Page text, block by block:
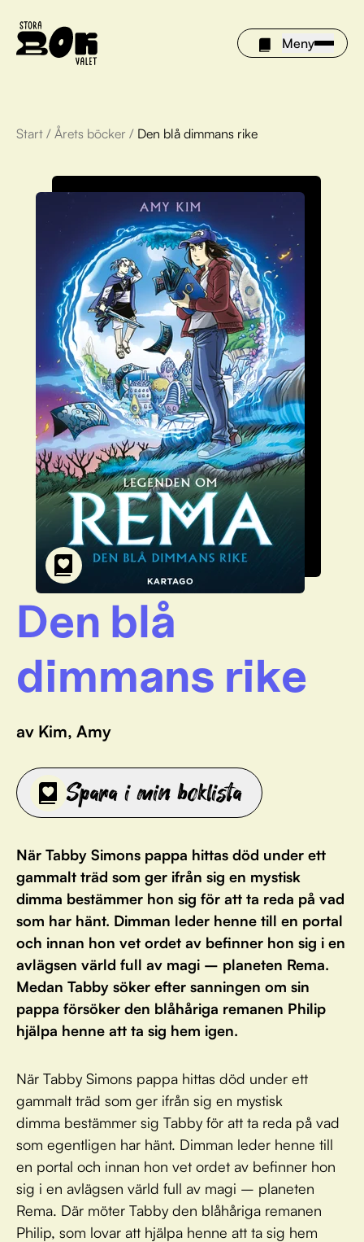
Meny
Årets böcker
Om Stora bokvalet
Olivia tipsar
Vinnare
FAQ
För bibliotek
Start / Årets böcker / Den blå dimmans rike
Den blå
dimmans rike
av Kim, Amy
Spara i min boklista
När Tabby Simons pappa hittas död under ett
gammalt träd som ger ifrån sig en mystisk
dimma bestämmer hon sig för att ta reda på vad
som har hänt. Dimman leder henne till en portal
och innan hon vet ordet av befinner hon sig i en
avlägsen värld full av magi – planeten Rema.
Medan Tabby söker efter sanningen om sin
pappa försöker den blåhåriga remanen Philip
hjälpa henne att ta sig hem igen.
När Tabby Simons pappa hittas död under ett
gammalt träd som ger ifrån sig en mystisk
dimma bestämmer sig Tabby för att ta reda på vad
som egentligen har hänt. Dimman leder henne till
en portal och innan hon vet ordet av befinner hon
sig i en avlägsen värld full av magi – planeten
Rema. Där möter Tabby den blåhåriga remanen
Philip, som lovar att hjälpa henne att ta sig hem